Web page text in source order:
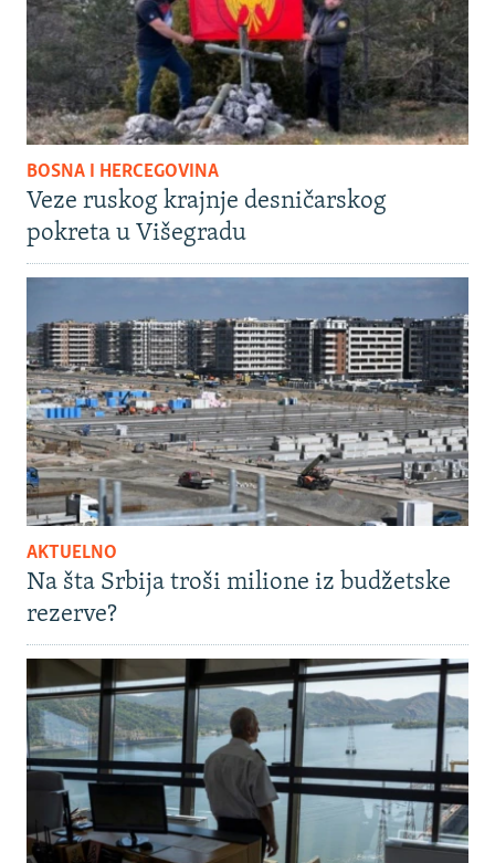
BOSNA I HERCEGOVINA
Veze ruskog krajnje desničarskog
pokreta u Višegradu
AKTUELNO
Na šta Srbija troši milione iz budžetske
rezerve?